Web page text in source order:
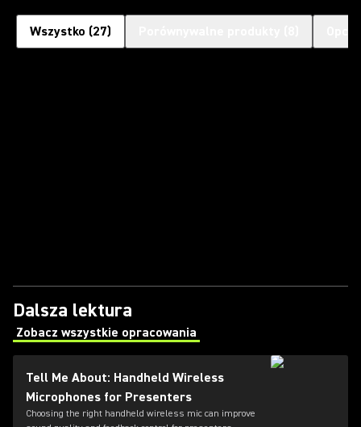
Wszystko (27)
Dalsza lektura
Zobacz wszystkie opracowania
(Opens in a new tab)
Tell Me About: Handheld Wireless
Microphones for Presenters
Choosing the right handheld wireless mic can improve